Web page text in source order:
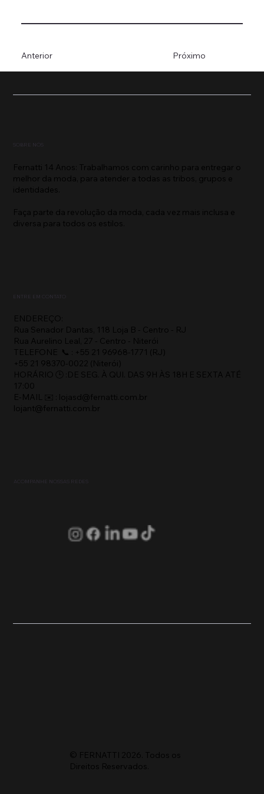
Próximo
Anterior
SOBRE NÓS
Fernatti 14 Anos: Trabalhamos com carinho para entregar o
melhor da moda, para atender a todas as tribos, grupos e
identidades.
Faça parte da revolução da moda, cada vez mais inclusa e
diversa para todos os estilos.
ENTRE EM CONTATO
ENDEREÇO:
Rua Senador Dantas, 118 Loja B - Centro - RJ
Rua Aurelino Leal, 27 - Centro - Niterói
TELEFONE 📞 : +55 21 96968-1771 (RJ)
+55 21 98370-0022 (Niterói)
HORÁRIO 🕒 :DE SEG. À QUI. DAS 9H ÀS 18H E SEXTA ATÉ
17:00
E-MAIL ✉️ : lojasd@fernatti.com.br
lojant@fernatti.com.br
ACOMPANHE NOSSAS REDES
© FERNATTI 2026. Todos os
Direitos Reservados.